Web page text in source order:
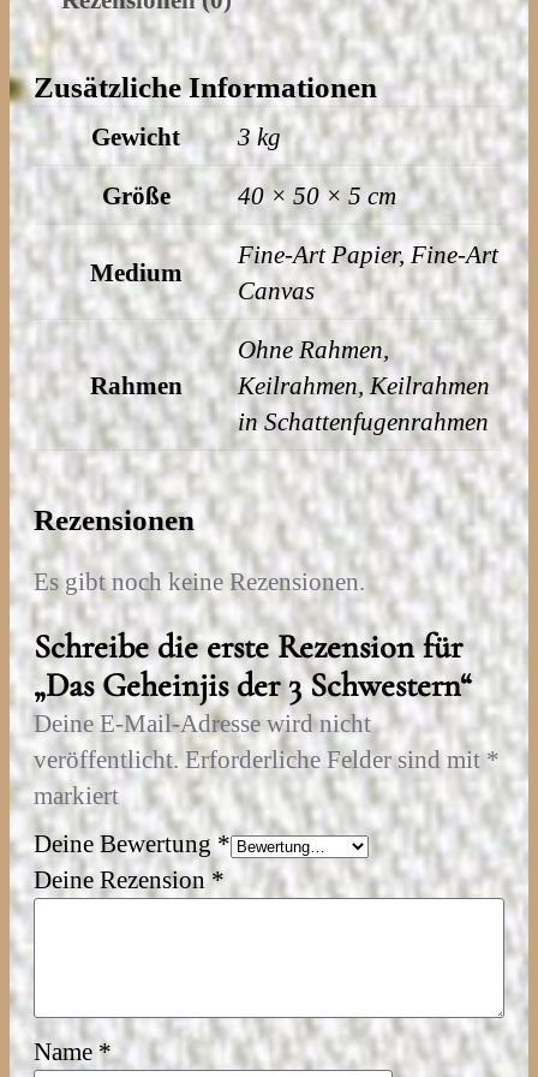
0
€
b
i
s
4
3
1
,
0
0
j
i
s
d
r
S
h
w
e
s
t
e
r
n
M
e
n
g
e
Zusätzliche Informationen
Gewicht 3 kg
Größe 40 × 50 × 5 cm
Medium
Fine-Art Papier, Fine-Art
Canvas
Rahmen
Ohne Rahmen,
Keilrahmen, Keilrahmen
in Schattenfugenrahmen
Rezensionen
Es gibt noch keine Rezensionen.
Schreibe die erste Rezension für
„Das Geheinjis der 3 Schwestern“
Deine E-Mail-Adresse wird nicht
veröffentlicht. Erforderliche Felder sind mit*
markiert
Deine Bewertung *
Deine Rezension *
Name *